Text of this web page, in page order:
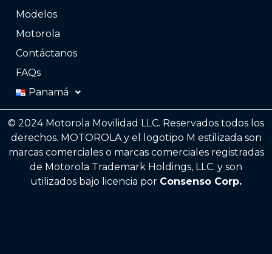
Modelos
Motorola
Contáctanos
FAQs
Panamá
©️ 2024 Motorola Movilidad LLC. Reservados todos los
derechos. MOTOROLA y el logotipo M estilizada son
marcas comerciales o marcas comerciales registradas
de Motorola Trademark Holdings, LLC. y son
utilizados bajo licencia por Consenso Corp.